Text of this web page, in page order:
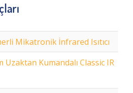
Mikatronik İnfrared Isıtıcı
Uzaktan Kumandalı Classic IR